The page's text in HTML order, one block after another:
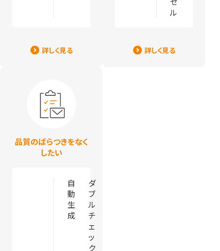
詳しく見る
ル
詳しく見る
品質のばらつきをなく
したい
自
動
生
成
ダ
ブ
ル
チ
ェ
ッ
ク